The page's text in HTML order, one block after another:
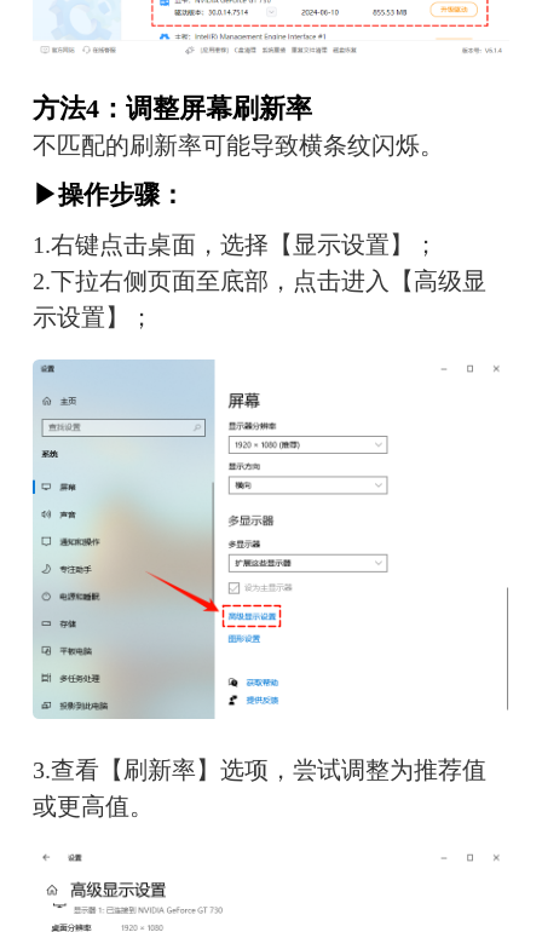
方法4：调整屏幕刷新率
不匹配的刷新率可能导致横条纹闪烁。
▶操作步骤：
1.右键点击桌面，选择【显示设置】；
2.下拉右侧页面至底部，点击进入【高级显
示设置】；
3.查看【刷新率】选项，尝试调整为推荐值
或更高值。